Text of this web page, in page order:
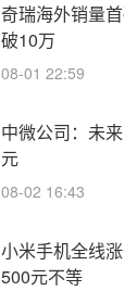
奇瑞海外销量
破10万
08-01 22:59
中微公司：未
元
08-02 16:43
小米手机全线
500元不等